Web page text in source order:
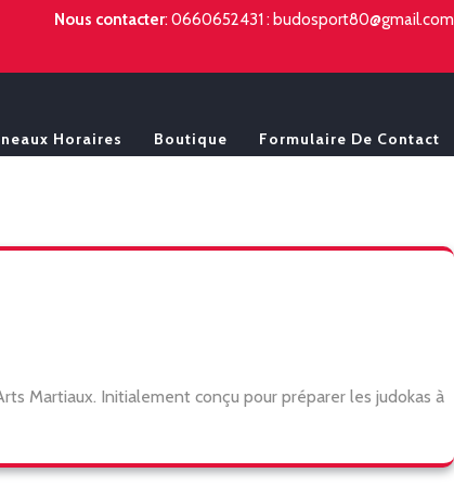
Nous contacter: 0660652431 : budosport80@gmail.com
Horaires Boutique Formulaire De Contact
Martiaux. Initialement conçu pour préparer les judokas à